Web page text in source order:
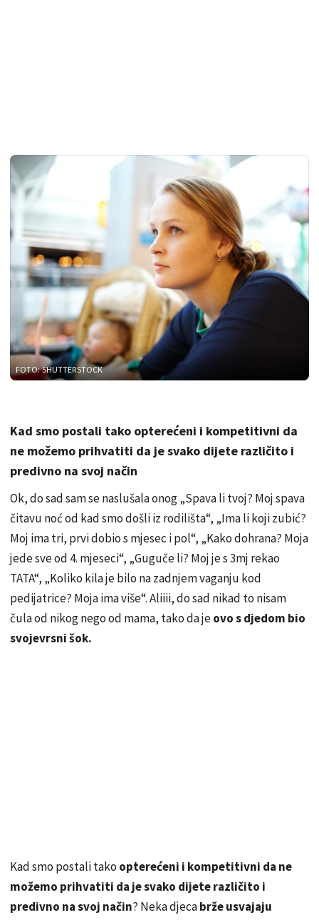
FOTO: SHUTTERSTOCK
Kad smo postali tako opterećeni i kompetitivni da
ne možemo prihvatiti da je svako dijete različito i
predivno na svoj način
Ok, do sad sam se naslušala onog „Spava li tvoj? Moj spava
čitavu noć od kad smo došli iz rodilišta“, „Ima li koji zubić?
Moj ima tri, prvi dobio s mjesec i pol“, „Kako dohrana? Moja
jede sve od 4. mjeseci“, „Guguče li? Moj je s 3mj rekao
TATA“, „Koliko kila je bilo na zadnjem vaganju kod
pedijatrice? Moja ima više“. Aliiii, do sad nikad to nisam
čula od nikog nego od mama, tako da jeovo s djedom bio
svojevrsni šok.
Kad smo postali tako opterećeni i kompetitivni da ne
možemo prihvatiti da je svako dijete različito i
predivno na svoj način? Neka djecabrže usvajaju